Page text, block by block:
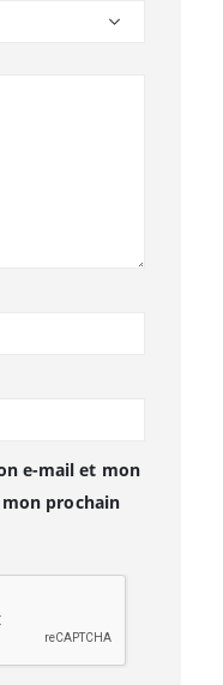
e-mail et mon
prochain